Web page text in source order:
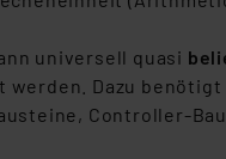
universell quasi
Dazu benötigt
Controller-